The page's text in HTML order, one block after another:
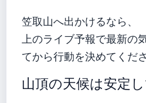
笠取山へ出かけるなら、
上のライブ予報で最新の
てから行動を決めてくださ
山頂の天候は安定